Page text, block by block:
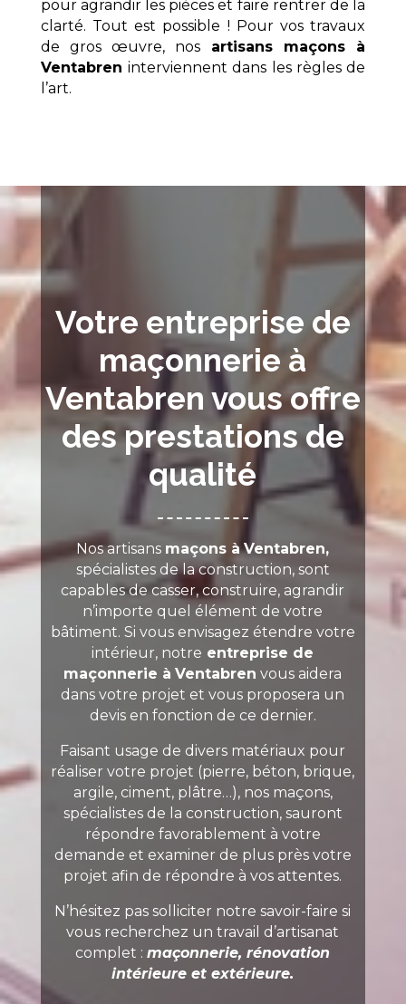
pour agrandir les pièces et faire rentrer de la
clarté. Tout est possible ! Pour vos travaux
de gros œuvre, nos artisans maçons à
Ventabreninterviennent dans les règles de
l’art.
Votre entreprise de
maçonnerie à
Ventabren vous offre
des prestations de
qualité
Nos artisans maçons à Ventabren,
spécialistes de la construction, sont
capables de casser, construire, agrandir
n’importe quel élément de votre
bâtiment. Si vous envisagez étendre votre
intérieur, notre entreprise de
maçonnerie à Ventabren vous aidera
dans votre projet et vous proposera un
devis en fonction de ce dernier.
Faisant usage de divers matériaux pour
réaliser votre projet (pierre, béton, brique,
argile, ciment, plâtre…), nos maçons,
spécialistes de la construction, sauront
répondre favorablement à votre
demande et examiner de plus près votre
projet afin de répondre à vos attentes.
N’hésitez pas solliciter notre savoir-faire si
vous recherchez un travail d’artisanat
complet :maçonnerie, rénovation
intérieure etextérieure.